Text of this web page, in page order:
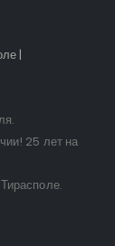
|
25 лет на